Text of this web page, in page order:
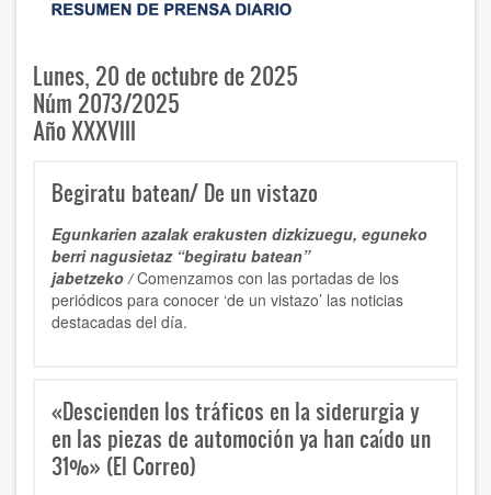
Lunes, 20 de octubre de 2025
Núm 2073/2025
Año XXXVIII
Begiratu batean/ De un vistazo
Egunkarien azalak erakusten dizkizuegu, eguneko
berri nagusietaz “begiratu batean”
jabetzeko /Comenzamos con las portadas de los
periódicos para conocer ‘de un vistazo’ las noticias
destacadas del día.
«Descienden los tráficos en la siderurgia y
en las piezas de automoción ya han caído un
31%» (El Correo)